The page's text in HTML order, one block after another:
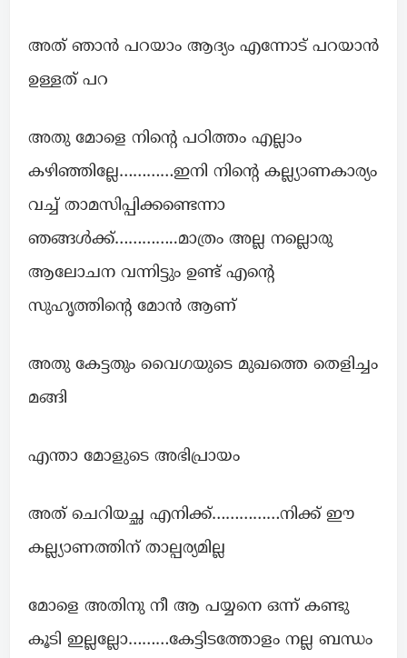
അത് ഞാൻ പറയാം ആദ്യം എന്നോട് പറയാൻ
ഉള്ളത് പറ
അതു മോളെ നിന്റെ പഠിത്തം എല്ലാം
കഴിഞ്ഞില്ലേ…………ഇനി നിന്റെ കല്ല്യാണകാര്യം
വച്ച് താമസിപ്പിക്കണ്ടെന്നാ
ഞങ്ങൾക്ക്…………..മാത്രം അല്ല നല്ലൊരു
ആലോചന വന്നിട്ടും ഉണ്ട് എന്റെ
സുഹൃത്തിന്റെ മോൻ ആണ്
അതു കേട്ടതും വൈഗയുടെ മുഖത്തെ തെളിച്ചം
മങ്ങി
എന്താ മോളുടെ അഭിപ്രായം
അത് ചെറിയച്ഛ എനിക്ക്……………നിക്ക് ഈ
കല്ല്യാണത്തിന് താല്പര്യമില്ല
മോളെ അതിനു നീ ആ പയ്യനെ ഒന്ന് കണ്ടു
കൂടി ഇല്ലല്ലോ………കേട്ടിടത്തോളം നല്ല ബന്ധം